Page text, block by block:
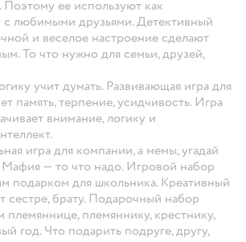
Поэтому ее используют как
с любимыми друзьями. Детективный
и веселое настроение сделают
То что нужно для семьи, друзей,
учит думать. Развивающая игра для
память, терпение, усидчивость. Игра
внимание, логику и
игра для компании, а мемы, угадай
Мафия — то что надо. Игровой набор
подарком для школьника. Креативный
сестре, брату. Подарочный набор
племяннице, племяннику, крестнику,
год. Что подарить подруге, другу,